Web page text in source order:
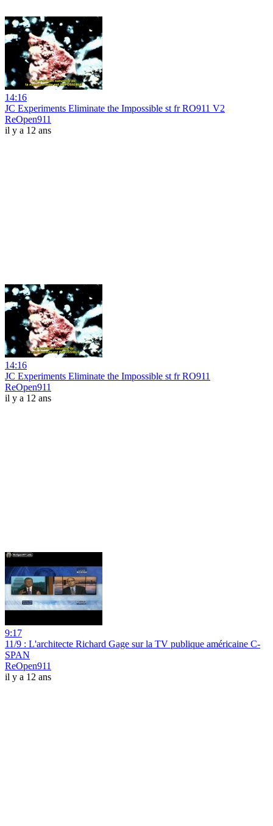
14:16
JC Experiments Eliminate the Impossible st fr RO911 V2
ReOpen911
il y a 12 ans
14:16
JC Experiments Eliminate the Impossible st fr RO911
ReOpen911
il y a 12 ans
9:17
11/9 : L'architecte Richard Gage sur la TV publique américaine C-
SPAN
ReOpen911
il y a 12 ans